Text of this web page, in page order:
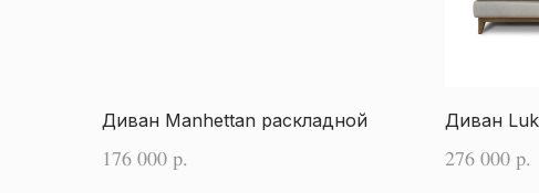
Диван Manhettan раскладной
176 000 р.
Диван
276 000 р.